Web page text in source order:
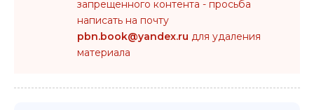
запрещенного контента - просьба
написать на почту
pbn.book@yandex.ru для удаления
материала